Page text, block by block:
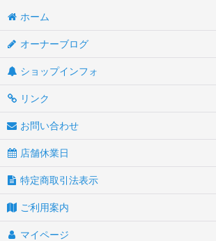
ホーム
オーナーブログ
ショップインフォ
リンク
お問い合わせ
店舗休業日
特定商取引法表示
ご利用案内
マイページ